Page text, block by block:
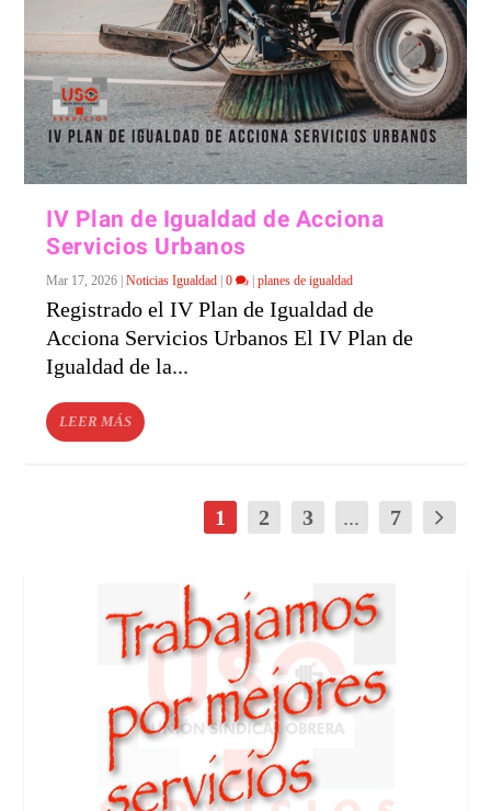
IV Plan de Igualdad de Acciona
Servicios Urbanos
Mar 17, 2026 |Noticias Igualdad |0 |planes de igualdad
Registrado el IV Plan de Igualdad de
Acciona Servicios Urbanos El IV Plan de
Igualdad de la...
LEER MÁS
1 2 3 ... 7